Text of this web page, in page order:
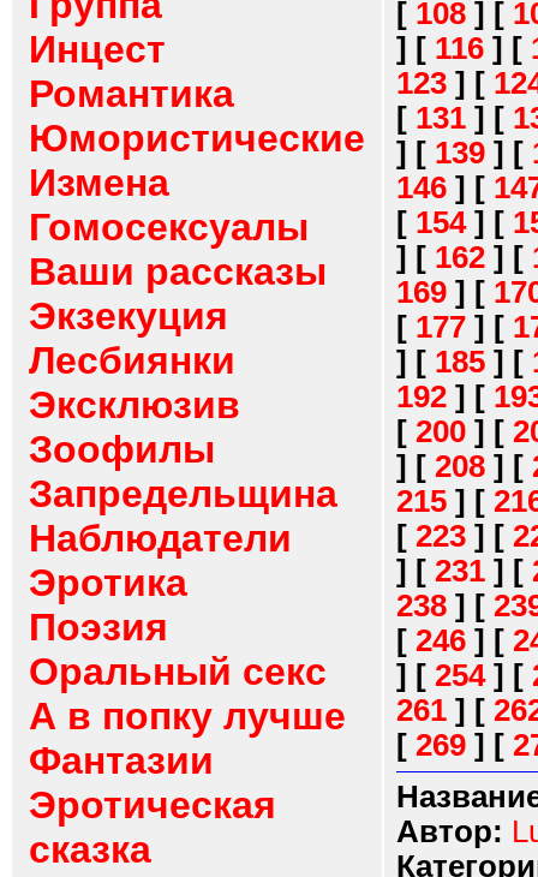
Инцест
Романтика
Юмористические
Измена
Гомосексуалы
Ваши рассказы
Экзекуция
Лесбиянки
Эксклюзив
Зоофилы
Запредельщина
Наблюдатели
Эротика
Поэзия
Оральный секс
А в попку лучше
Фантазии
Эротическая
сказка
[ 108 ] [
] [ 116 ] [
123 ] [
[ 131 ] [
] [ 139 ] [
146 ] [
[ 154] [
] [ 162 ] [
169 ] [
[ 177 ] [
] [ 185 ] [
192 ] [
[ 200 ] [
] [ 208 ] [
215 ] [
[ 223 ] [
] [ 231 ] [
238 ] [
[ 246 ] [
] [ 254] [
261 ] [
[ 269 ] [
Автор: